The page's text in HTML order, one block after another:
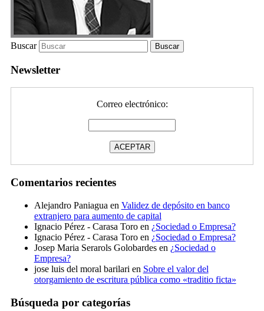
Buscar
Newsletter
Correo electrónico:
Comentarios recientes
Alejandro Paniagua en Validez de depósito en banco
extranjero para aumento de capital
Ignacio Pérez - Carasa Toroen ¿Sociedad o Empresa?
Ignacio Pérez - Carasa Toroen ¿Sociedad o Empresa?
Josep Maria Serarols Golobardesen ¿Sociedad o
Empresa?
jose luis del moral barilari en Sobre el valor del
otorgamiento de escritura pública como «traditio ficta»
Búsqueda por categorías